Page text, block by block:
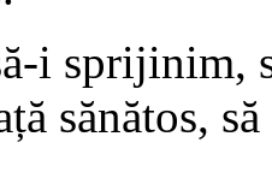
i sprijinim,
sănătos,